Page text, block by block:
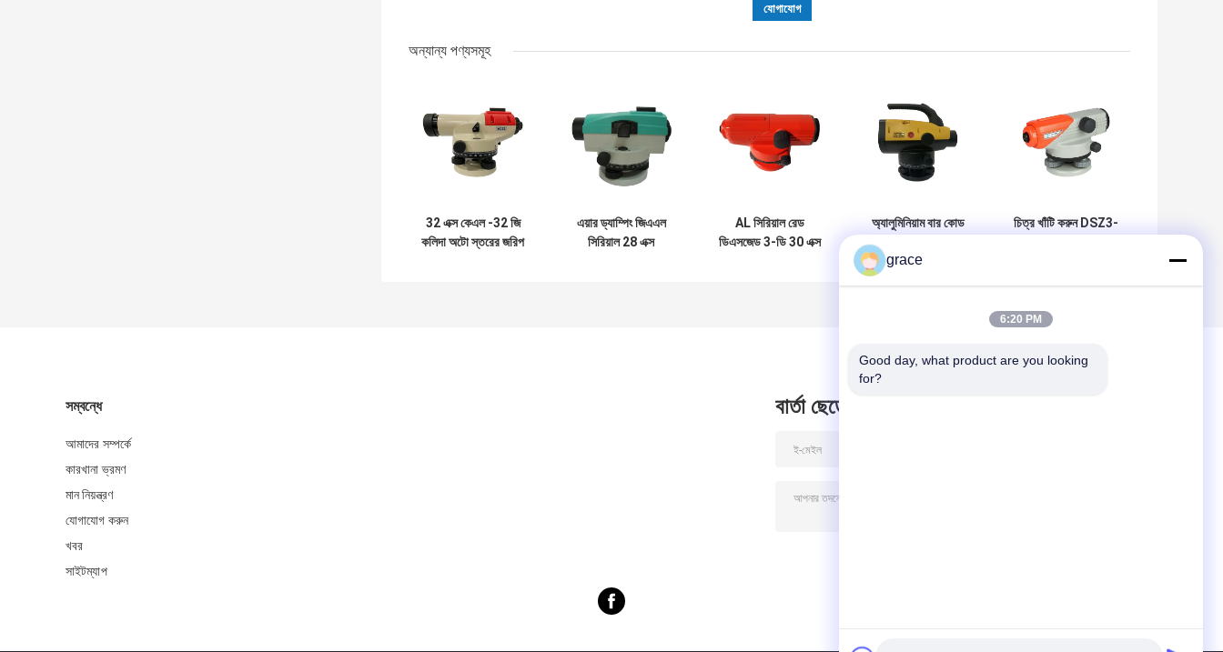
অন্যান্য পণ্যসমূহ
32 এক্স কেএল -32 জি
কলিদা অটো স্তরের জরিপ
এয়ার ড্যাম্পিং জিএএল
সিরিয়াল 28 এক্স
AL সিরিয়াল রেড
ডিএসজেড 3-ডি 30 এক্স
অ্যালুমিনিয়াম বার কোড
স্টাফ DL202 ডিজিটাল
অটো স্তরের মেশিন
চিত্র খাঁটি করুন DSZ3-
সম্বন্ধে
আমাদের সম্পর্কে
কারখানা ভ্রমণ
মান নিয়ন্ত্রণ
যোগাযোগ করুন
খবর
সাইটম্যাপ
বার্তা ছেড়ে
grace
6:20 PM
Good day, what product are you looking
for?